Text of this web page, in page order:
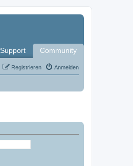
Support Community
Anmelden
Registrieren